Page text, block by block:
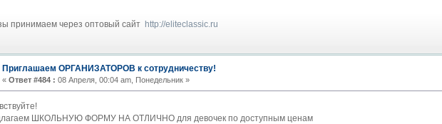
принимаем через оптовый сайт http://eliteclassic.ru
Приглашаем ОРГАНИЗАТОРОВ к сотрудничеству!
« Ответ #484 : 08 Апреля, 00:04 am, Понедельник »
ШКОЛЬНУЮ ФОРМУ НА ОТЛИЧНО для девочек по доступным ценам